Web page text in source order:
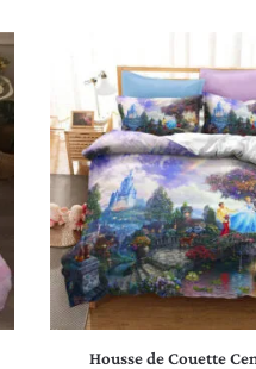
Housse de Couette